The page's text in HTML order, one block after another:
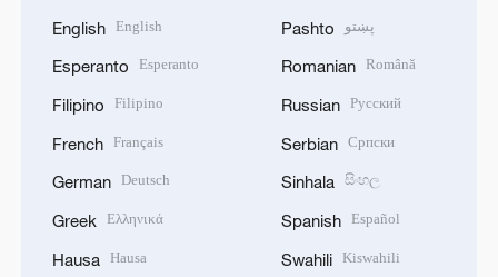
English English
Esperanto Esperanto
Filipino Filipino
French Français
German Deutsch
Greek Ελληνικά
Hausa Hausa
Pashto پښتو
Romanian Română
Russian Русский
Serbian Српски
Sinhala සිංහල
Spanish Español
Swahili Kiswahili